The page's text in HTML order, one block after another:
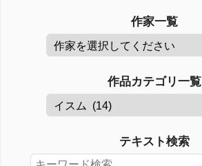
作家一覧
作品カテゴリ一覧
テキスト検索